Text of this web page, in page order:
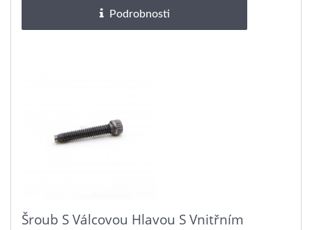
Podrobnosti
Šroub S Válcovou Hlavou S Vnitřním